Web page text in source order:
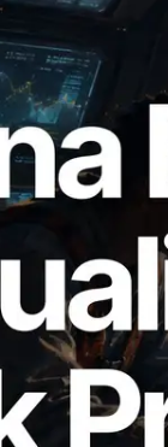
Block
gian tạo
từng